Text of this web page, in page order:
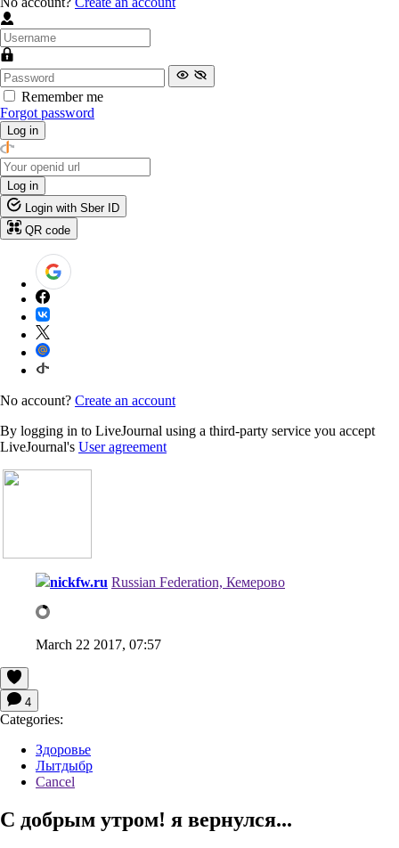
Remember me
Forgot password
Log in
Log in
Login with Sber ID
QR code
No account? Create an account
By logging in to LiveJournal using a third-party service you accept
LiveJournal's User agreement
nickfw.ru Russian Federation, Кемерово
March 22 2017, 07:57
4
Categories:
Здоровье
Лытдыбр
Cancel
С добрым утром! я вернулся...